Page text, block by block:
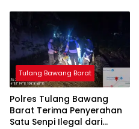
Tulang Bawang Barat
Polres Tulang Bawang
Barat Terima Penyerahan
Satu Senpi Ilegal dari